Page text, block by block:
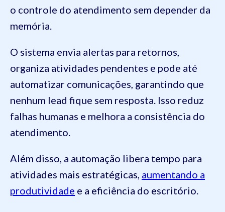
o controle do atendimento sem depender da
memória.
O sistema envia alertas para retornos,
organiza atividades pendentes e pode até
automatizar comunicações, garantindo que
nenhum lead fique sem resposta. Isso reduz
falhas humanas e melhora a consistência do
atendimento.
Além disso, a automação libera tempo para
atividades mais estratégicas, aumentando a
produtividade e a eficiência do escritório.